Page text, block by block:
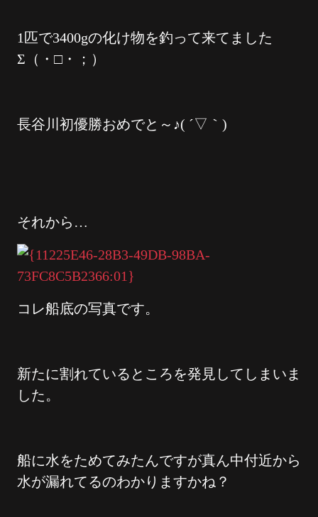
1匹で3400gの化け物を釣って来てました
Σ（・□・；）
長谷川初優勝おめでと～♪( ´▽｀)
それから…
コレ船底の写真です。
新たに割れているところを発見してしまいま
した。
船に水をためてみたんですが真ん中付近から
水が漏れてるのわかりますかね？